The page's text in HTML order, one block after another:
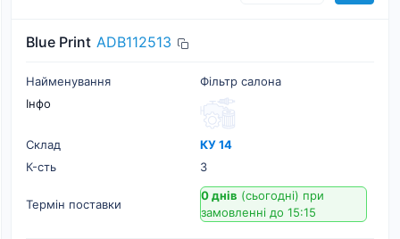
Blue Print ADB112513
Найменування
Фільтр салона
Інфо
Склад
КУ 14
К-cть
3
Термін поставки
0 днів (сьогодні) при
замовленні до 15:15